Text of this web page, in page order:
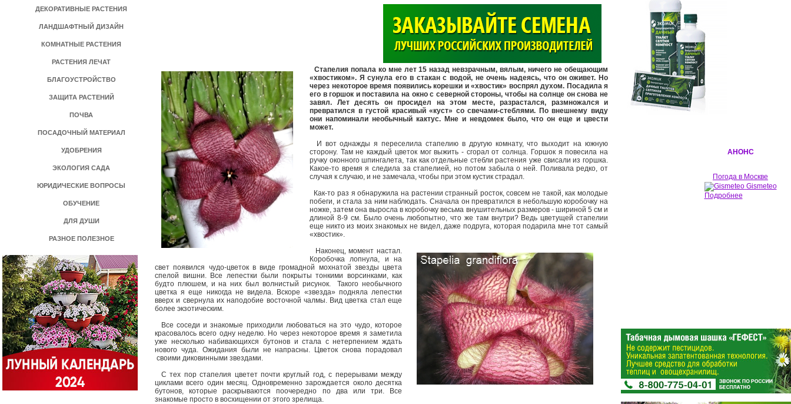
ДЕКОРАТИВНЫЕ РАСТЕНИЯ
ЛАНДШАФТНЫЙ ДИЗАЙН
КОМНАТНЫЕ РАСТЕНИЯ
РАСТЕНИЯ ЛЕЧАТ
БЛАГОУСТРОЙСТВО
ЗАЩИТА РАСТЕНИЙ
ПОЧВА
ПОСАДОЧНЫЙ МАТЕРИАЛ
УДОБРЕНИЯ
ЭКОЛОГИЯ САДА
ЮРИДИЧЕСКИЕ ВОПРОСЫ
ОБУЧЕНИЕ
ДЛЯ ДУШИ
РАЗНОЕ ПОЛЕЗНОЕ
>
Стапелия попала ко мне лет 15 назад невзрачным, вялым, ничего не обещающим
«хвостиком». Я сунула его в стакан с водой, не очень надеясь, что он оживет. Но
через некоторое время появились корешки и «хвостик» воспрял духом. Посадила я
его в горшок и поставила на окно с северной стороны, чтобы на солнце он снова не
завял. Лет десять он просидел на этом месте, разрастался, размножался и
превратился в густой красивый «куст» со свечами-стеблями. По внешнему виду
они напоминали необычный кактус. Мне и невдомек было, что он еще и цвести
может.
И вот однажды я переселила стапелию в другую комнату, что выходит на южную
сторону. Там не каждый цветок мог выжить - сгорал от солнца. Горшок я повесила на
ручку оконного шпингалета, так как отдельные стебли растения уже свисали из горшка.
Какое-то время я следила за стапелией, но потом забыла о ней. Поливала редко, от
случая к случаю, и не замечала, чтобы при этом кустик страдал.
Как-то раз я обнаружила на растении странный росток, совсем не такой, как молодые
побеги, и стала за ним наблюдать. Сначала он превратился в небольшую коробочку на
ножке, затем она выросла в коробочку весьма внушительных размеров - шириной 5 см и
длиной 8-9 см. Было очень любопытно, что же там внутри? Ведь цветущей стапелии
еще никто из моих знакомых не видел, даже подруга, которая подарила мне тот самый
«хвостик».
Наконец, момент настал.
Коробочка лопнула, и на
свет появился чудо-цветок в виде громадной мохнатой звезды цвета
спелой вишни. Все лепестки были покрыты тонкими ворсинками, как
будто плюшем, и на них был волнистый рисунок. Такого необычного
цветка я еще никогда не видела. Вскоре «звезда» подняла лепестки
вверх и свернула их наподобие восточной чалмы. Вид цветка стал еще
более экзотическим.
Все соседи и знакомые приходили любоваться на это чудо, которое
красовалось всего одну неделю. Но через некоторое время я заметила
уже несколько набивающихся бутонов и стала с нетерпением ждать
нового чуда. Ожидания были не напрасны. Цветок снова порадовал
своими диковинными звездами.
С тех пор стапелия цветет почти круглый год, с перерывами между
циклами всего один месяц. Одновременно зарождается около десятка
бутонов, которые раскрываются поочередно по два или три. Все
знакомые просто в восхищении от этого зрелища.
АНОНС
Погода в Москве
Gismeteo
Подробнее